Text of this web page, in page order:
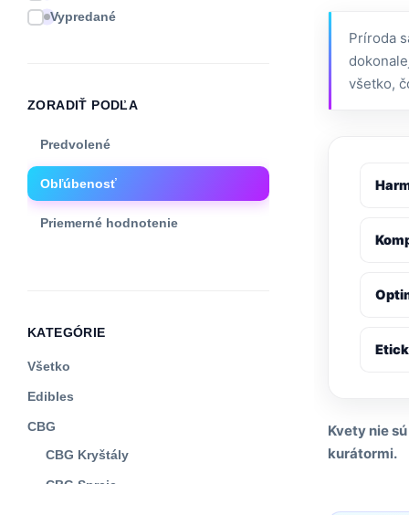
Vypredané
ZORADIŤ PODĽA
Predvolené
Obľúbenosť
Priemerné hodnotenie
Cena: od najvyššej
KATEGÓRIE
Všetko
Edibles
CBG
CBG Kryštály
CBG Spreje
Príroda
všetko,
Kvety nie
kurátormi.